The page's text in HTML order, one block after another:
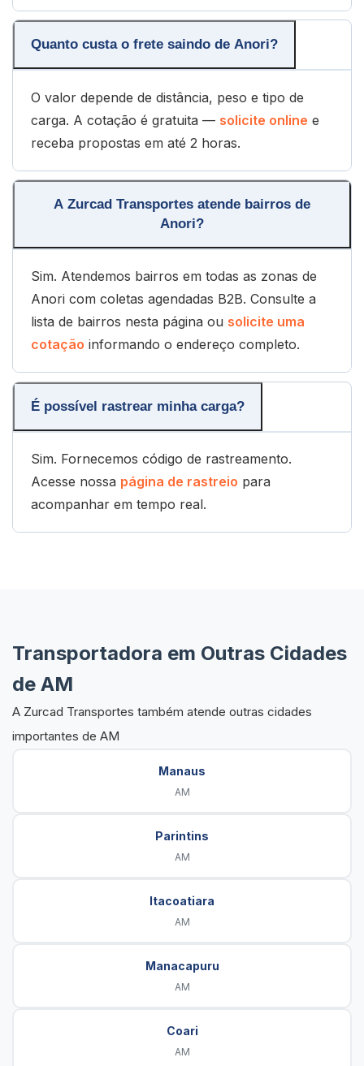
Quanto custa o frete saindo de Anori?
O valor depende de distância, peso e tipo de
carga. A cotação é gratuita — solicite online e
receba propostas em até 2 horas.
A Zurcad Transportes atende bairros de
Anori?
Sim. Atendemos bairros em todas as zonas de
Anori com coletas agendadas B2B. Consulte a
lista de bairros nesta página ou solicite uma
cotação informando o endereço completo.
É possível rastrear minha carga?
Sim. Fornecemos código de rastreamento.
Acesse nossa página de rastreio para
acompanhar em tempo real.
Transportadora em Outras Cidades
de AM
A Zurcad Transportes também atende outras cidades
importantes de AM
Manaus
AM
Parintins
AM
Itacoatiara
AM
Manacapuru
AM
Coari
AM